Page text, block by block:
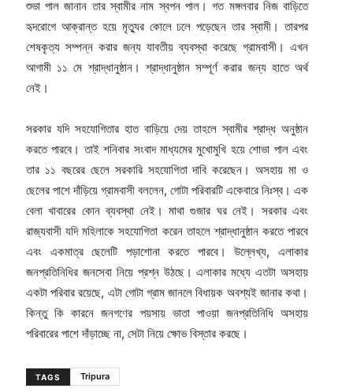
শুভা পাল জানান তার স্বামীর নাম স্বপন পাল। গত মঙ্গলবার নিজ বাড়িতে
হৃদরোগে আক্রান্ত হয়ে মৃত্যুর কোলে ঢলে পড়েছেন তার স্বামী। তারপর
শেষকৃত্য সম্পন্ন করার জন্য যাবতীয় ব্যবস্থা করেছে গ্রামবাসী। এখন
আগামী ১১ মে শ্রাদ্ধানুষ্ঠান। শ্রাদ্ধানুষ্ঠান সম্পূর্ণ করার জন্য হাতে অর্থ
নেই।
সরকার যদি সহযোগিতার হাত বাড়িয়ে দেয় তাহলে স্বামীর শ্রাদ্ধ অনুষ্ঠান
করতে পারবে। তাই শনিবার সংবাদ মাধ্যমের মুখোমুখি হয়ে শোভা পাল এবং
তার ১১ বছরের ছেলে সরকারি সহযোগিতা দাবি করেছেন। অসহায় মা ও
ছেলের পাশে দাঁড়িয়ে গ্রামবাসী বললেন, গোটা পরিবারটি একেবারে নিঃস্ব। এক
বেলা খাবারের কোন ব্যবস্থা নেই। মাথা গুজার ঘর নেই। সরকার এবং
রাজ্যবাসী যদি মহিলাকে সহযোগিতা করেন তাহলে শ্রাদ্ধানুষ্ঠান করতে পারবে
এবং একমাত্র ছেলেটি পড়াশোনা করতে পারবে। উল্লেখ্য, এলাকার
জনপ্রতিনিধির জনসেবা নিয়ে প্রশ্ন উঠছে। এলাকার মধ্যে এতটা অসহায়
একটা পরিবার রয়েছে, এটা গোটা গ্রাম জানলে বিধায়ক অবশ্যই জানার কথা।
কিন্তু কি কারনে জনগণের পয়সায় ভাতা পাওয়া জনপ্রতিনিধি অসহায়
পরিবারের পাশে দাঁড়াচ্ছে না, সেটা নিয়ে ক্ষোভ বিস্তার করছে।
TAGS Tripura